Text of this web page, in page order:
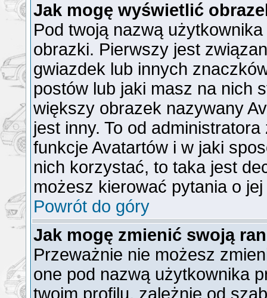
Jak mogę wyświetlić
Pod twoją nazwą
obrazki. Pierwszy jest
gwiazdek lub innych
postów lub jaki masz na nich
większy obrazek nazywany
jest inny. To od
funkcje Avatartów i w jaki
nich korzystać, to taka jest
możesz kierować pytania o
Powrót do góry
Jak mogę zmienić swoją
Przeważnie nie możesz
one pod nazwą użytkownika
twoim profilu, zależnie od